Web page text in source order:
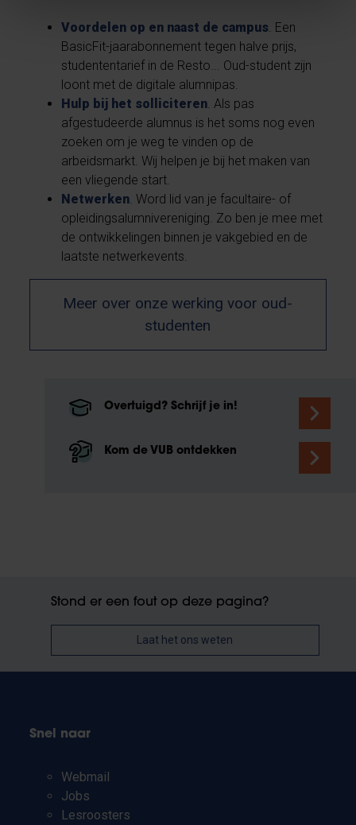
Voordelen op en naast de campus. Een
BasicFit-jaarabonnement tegen halve prijs,
studententarief in de Resto... Oud-student zijn
loont met de digitale alumnipas.
Hulp bij het solliciteren. Als pas
afgestudeerde alumnus is het soms nog even
zoeken om je weg te vinden op de
arbeidsmarkt. Wij helpen je bij het maken van
een vliegende start.
Netwerken. Word lid van je facultaire- of
opleidingsalumnivereniging. Zo ben je mee met
de ontwikkelingen binnen je vakgebied en de
laatste netwerkevents.
Meer over onze werking voor oud-
studenten
Overtuigd? Schrijf je in!
Kom de VUB ontdekken
Stond er een fout op deze pagina?
Laat het ons weten
Snel naar
Webmail
Jobs
Lesroosters